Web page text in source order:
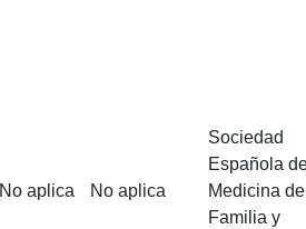
No aplica No aplica
Sociedad
Española
Medicina de
Familia y